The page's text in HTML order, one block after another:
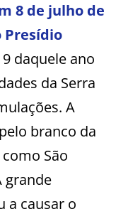
8 de julho de
Presídio
daquele ano
da Serra
A
branco da
São
grande
a causar o